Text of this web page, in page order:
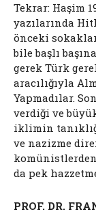
Tekrar: Haşim
yazılarında
önceki
bile başlı
gerek Türk
aracılığıyla
Yapmadılar.
verdiği ve
iklimin
ve nazizme
da pek
PROF. DR.